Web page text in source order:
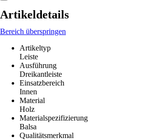
Artikeldetails
Bereich überspringen
Artikeltyp
Leiste
Ausführung
Dreikantleiste
Einsatzbereich
Innen
Material
Holz
Materialspezifizierung
Balsa
Qualitätsmerkmal